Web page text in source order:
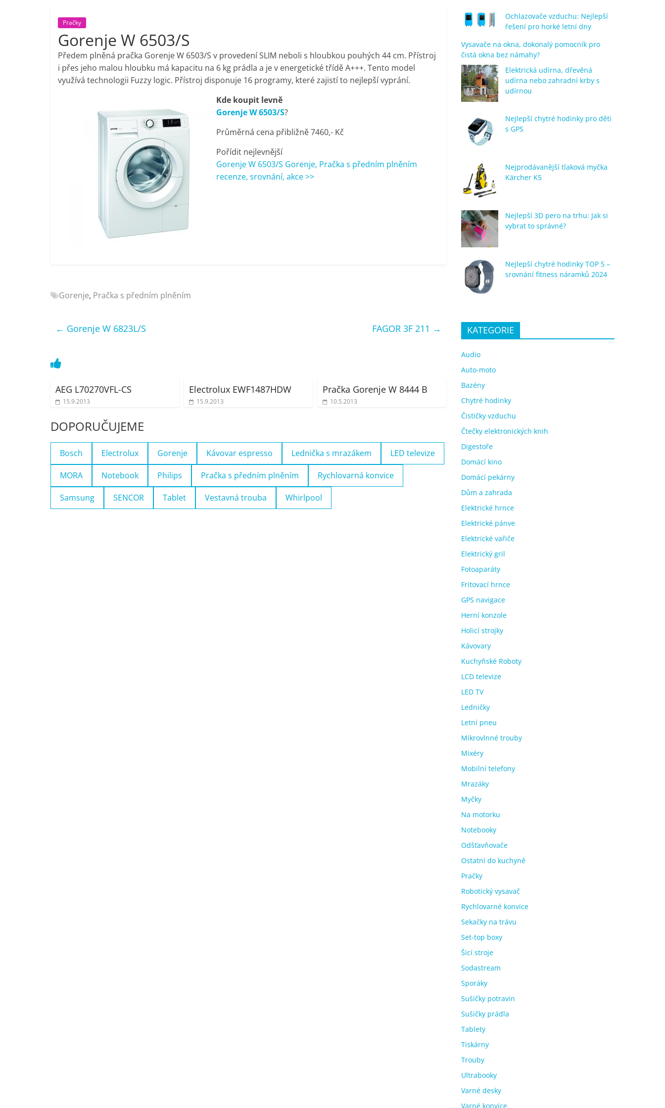
porovnání,
pračky,
televize,
notebooky,
mobilní
telefony,
kávovary,
bazény
recenze,
notebooky,
kávovary,
Pračky
Gorenje W 6503/S
Předem plněná pračka Gorenje W 6503/S v provedení SLIM neboli s hloubkou pouhých 44 cm. Přístroj
i přes jeho malou hloubku má kapacitu na 6 kg prádla a je v energetické třídě A+++. Tento model
využívá technologii Fuzzy logic. Přístroj disponuje 16 programy, které zajistí to nejlepší vyprání.
Kde koupit levně
Gorenje W 6503/S?
Průměrná cena přibližně 7460,- Kč
Pořídit nejlevnější
Gorenje W 6503/S Gorenje, Pračka s předním plněním
recenze, srovnání, akce >>
Gorenje, Pračka s předním plněním
← Gorenje W 6823L/S FAGOR 3F 211 →
AEG L70270VFL-CS
15.9.2013
Electrolux EWF1487HDW
15.9.2013
Pračka Gorenje W 8444 B
10.5.2013
DOPORUČUJEME
Bosch Electrolux Gorenje Kávovar espresso Lednička s mrazákem LED televize
MORA Notebook Philips Pračka s předním plněním Rychlovarná konvice
Samsung SENCOR Tablet Vestavná trouba Whirlpool
Ochlazovače vzduchu: Nejlepší
řešení pro horké letní dny
Vysavače na okna, dokonalý pomocník pro
čistá okna bez námahy?
Elektrická udírna, dřevěná
udírna nebo zahradní krby s
udírnou
Nejlepší chytré hodinky pro děti
s GPS
Nejprodávanější tlaková myčka
Kärcher K5
Nejlepší 3D pero na trhu: Jak si
vybrat to správné?
Nejlepší chytré hodinky TOP 5 –
srovnání fitness náramků 2024
KATEGORIE
Audio
Auto-moto
Bazény
Chytré hodinky
Čističky vzduchu
Čtečky elektronických knih
Digestoře
Domácí kino
Domácí pekárny
Dům a zahrada
Elektrické hrnce
Elektrické pánve
Elektrické vařiče
Elektrický gril
Fotoaparáty
Fritovací hrnce
GPS navigace
Herní konzole
Holicí strojky
Kávovary
Kuchyňské Roboty
LCD televize
LED TV
Ledničky
Letní pneu
Mikrovlnné trouby
Mixéry
Mobilní telefony
Mrazáky
Myčky
Na motorku
Notebooky
Odšťavňovače
Ostatní do kuchyně
Pračky
Robotický vysavač
Rychlovarné konvice
Sekačky na trávu
Set-top boxy
Šicí stroje
Sodastream
Sporáky
Sušičky potravin
Sušičky prádla
Tablety
Tiskárny
Trouby
Ultrabooky
Varné desky
Varné konvice